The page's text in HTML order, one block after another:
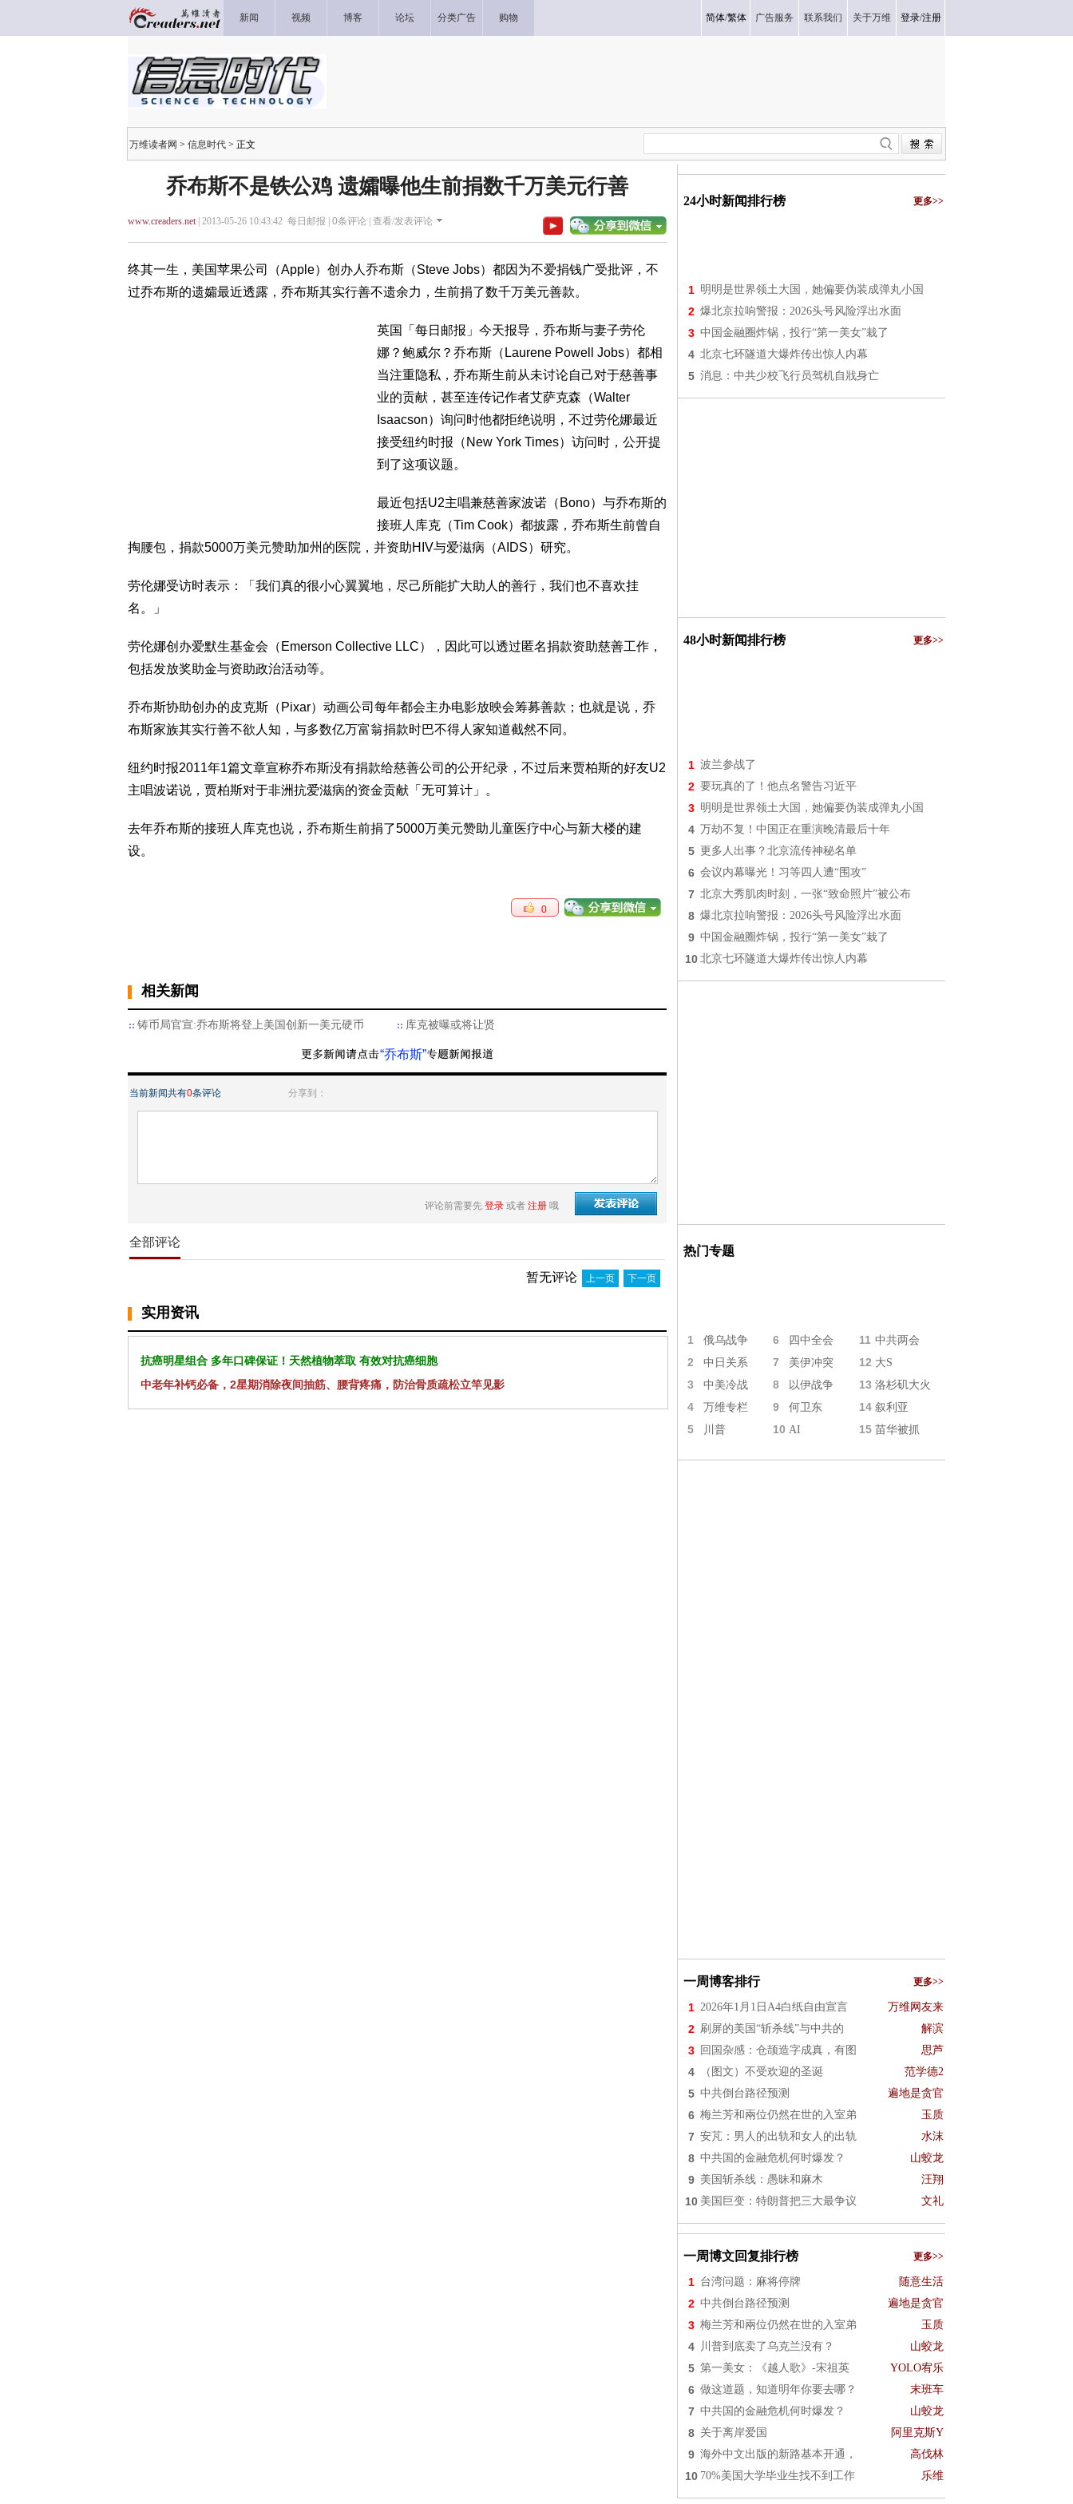
新闻 视频 博客 论坛 分类广告 购物 简体/繁体 广告服务 联系我们 关于万维 登录/注册
万维读者网 > 信息时代 > 正文
乔布斯不是铁公鸡 遗孀曝他生前捐数千万美元行善
www.creaders.net| 2013-05-26 10:43:42 每日邮报 | 0条评论 | 查看/发表评论
终其一生，美国苹果公司（Apple）创办人乔布斯（Steve Jobs）都因为不爱捐钱广受批评，不
过乔布斯的遗孀最近透露，乔布斯其实行善不遗余力，生前捐了数千万美元善款。
英国「每日邮报」今天报导，乔布斯与妻子劳伦
娜？鲍威尔？乔布斯（Laurene Powell Jobs）都相
当注重隐私，乔布斯生前从未讨论自己对于慈善事
业的贡献，甚至连传记作者艾萨克森（Walter
Isaacson）询问时他都拒绝说明，不过劳伦娜最近
接受纽约时报（New York Times）访问时，公开提
到了这项议题。
最近包括U2主唱兼慈善家波诺（Bono）与乔布斯的
接班人库克（Tim Cook）都披露，乔布斯生前曾自
掏腰包，捐款5000万美元赞助加州的医院，并资助HIV与爱滋病（AIDS）研究。
劳伦娜受访时表示：「我们真的很小心翼翼地，尽己所能扩大助人的善行，我们也不喜欢挂
名。」
劳伦娜创办爱默生基金会（Emerson Collective LLC），因此可以透过匿名捐款资助慈善工作，
包括发放奖助金与资助政治活动等。
乔布斯协助创办的皮克斯（Pixar）动画公司每年都会主办电影放映会筹募善款；也就是说，乔
布斯家族其实行善不欲人知，与多数亿万富翁捐款时巴不得人家知道截然不同。
纽约时报2011年1篇文章宣称乔布斯没有捐款给慈善公司的公开纪录，不过后来贾柏斯的好友U2
主唱波诺说，贾柏斯对于非洲抗爱滋病的资金贡献「无可算计」。
去年乔布斯的接班人库克也说，乔布斯生前捐了5000万美元赞助儿童医疗中心与新大楼的建
设。
0
相关新闻
铸币局官宣:乔布斯将登上美国创新一美元硬币 库克被曝或将让贤
“乔布斯”
当前新闻共有0条评论 分享到：
评论前需要先 登录 或者 注册 哦
全部评论
暂无评论 上一页 下一页
实用资讯
抗癌明星组合 多年口碑保证！天然植物萃取 有效对抗癌细胞
中老年补钙必备，2星期消除夜间抽筋、腰背疼痛，防治骨质疏松立竿见影
24小时新闻排行榜 更多>>
1 明明是世界领土大国，她偏要伪装成弹丸小国
2 爆北京拉响警报：2026头号风险浮出水面
3 中国金融圈炸锅，投行“第一美女”栽了
4 北京七环隧道大爆炸传出惊人内幕
5 消息：中共少校飞行员驾机自戕身亡
48小时新闻排行榜 更多>>
1 波兰参战了
2 要玩真的了！他点名警告习近平
3 明明是世界领土大国，她偏要伪装成弹丸小国
4 万劫不复！中国正在重演晚清最后十年
5 更多人出事？北京流传神秘名单
6 会议内幕曝光！习等四人遭“围攻”
7 北京大秀肌肉时刻，一张“致命照片”被公布
8 爆北京拉响警报：2026头号风险浮出水面
9 中国金融圈炸锅，投行“第一美女”栽了
10 北京七环隧道大爆炸传出惊人内幕
热门专题
1 俄乌战争 6 四中全会 11 中共两会
2 中日关系 7 美伊冲突 12 大S
3 中美冷战 8 以伊战争 13 洛杉矶大火
4 万维专栏 9 何卫东 14 叙利亚
5 川普 10 AI 15 苗华被抓
一周博客排行 更多>>
1 2026年1月1日A4白纸自由宣言 万维网友来
2 刷屏的美国“斩杀线”与中共的 解滨
3 回国杂感：仓颉造字成真，有图 思芦
4 （图文）不受欢迎的圣诞 范学德2
5 中共倒台路径预测 遍地是贪官
6 梅兰芳和兩位仍然在世的入室弟 玉质
7 安芃：男人的出轨和女人的出轨 水沫
8 中共国的金融危机何时爆发？ 山蛟龙
9 美国斩杀线：愚昧和麻木 汪翔
10 美国巨变：特朗普把三大最争议 文礼
一周博文回复排行榜 更多>>
1 台湾问题：麻将停牌 随意生活
2 中共倒台路径预测 遍地是贪官
3 梅兰芳和兩位仍然在世的入室弟 玉质
4 川普到底卖了乌克兰没有？ 山蛟龙
5 第一美女：《越人歌》-宋祖英 YOLO宥乐
6 做这道题，知道明年你要去哪？ 末班车
7 中共国的金融危机何时爆发？ 山蛟龙
8 关于离岸爱国 阿里克斯Y
9 海外中文出版的新路基本开通， 高伐林
10 70%美国大学毕业生找不到工作 乐维